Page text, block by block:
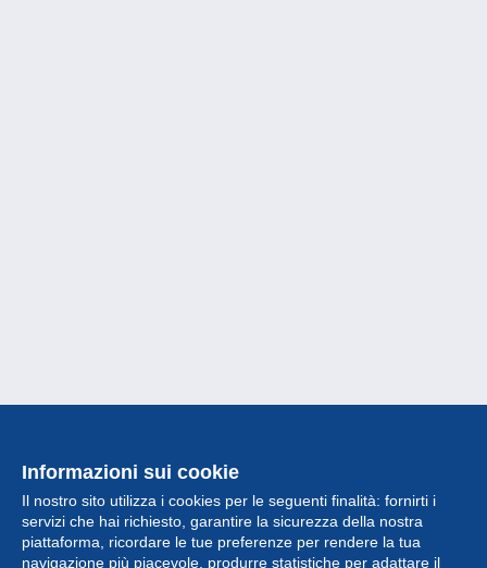
Informazioni sui cookie
Il nostro sito utilizza i cookies per le seguenti finalità: fornirti i
servizi che hai richiesto, garantire la sicurezza della nostra
piattaforma, ricordare le tue preferenze per rendere la tua
navigazione più piacevole, produrre statistiche per adattare il